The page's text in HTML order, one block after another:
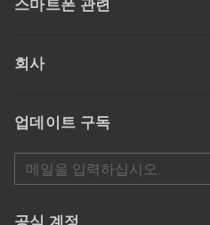
스마트폰 관련
회사
업데이트 구독